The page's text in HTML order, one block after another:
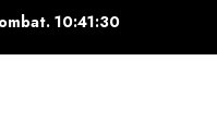
10:41:32